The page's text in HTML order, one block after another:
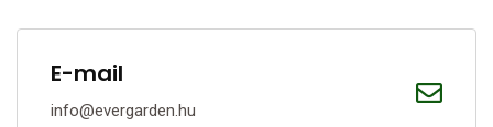
E-mail
info@evergarden.hu